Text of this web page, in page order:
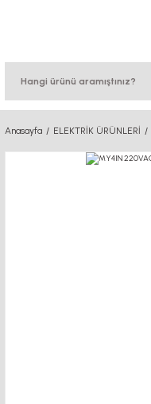
Anasayfa ELEKTRİK ÜRÜNLERİ